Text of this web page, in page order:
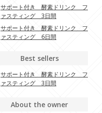
サポート付き 酵素ドリンク フ
ァスティング 3日間
サポート付き 酵素ドリンク フ
ァスティング 6日間
Best sellers
サポート付き 酵素ドリンク フ
ァスティング 3日間
About the owner